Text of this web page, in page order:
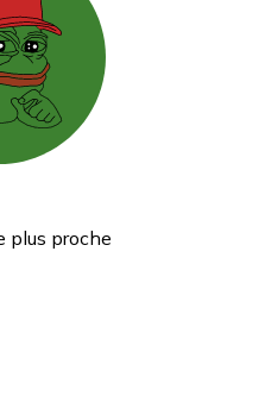
plus proche